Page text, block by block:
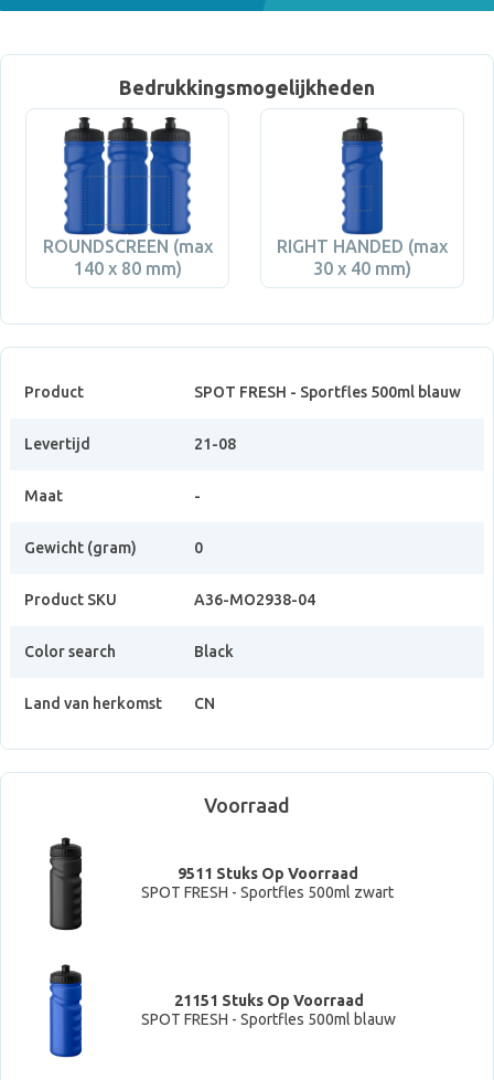
Bedrukkingsmogelijkheden
ROUNDSCREEN (max
140 x 80 mm)
RIGHT HANDED (max
30 x 40 mm)
Product SPOT FRESH - Sportfles 500ml blauw
Levertijd 21-08
Maat -
Gewicht (gram) 0
Product SKU A36-MO2938-04
Color search Black
Land van herkomst CN
Voorraad
9511 Stuks Op Voorraad
SPOT FRESH - Sportfles 500ml zwart
21151 Stuks Op Voorraad
SPOT FRESH - Sportfles 500ml blauw